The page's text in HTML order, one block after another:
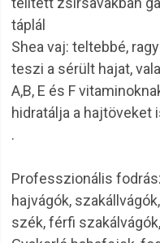
táplál
Shea vaj: teltebbé,
teszi a sérült hajat,
A,B, E és F
hidratálja a hajtöveket
.
Professzionális
hajvágók,
szék, férfi